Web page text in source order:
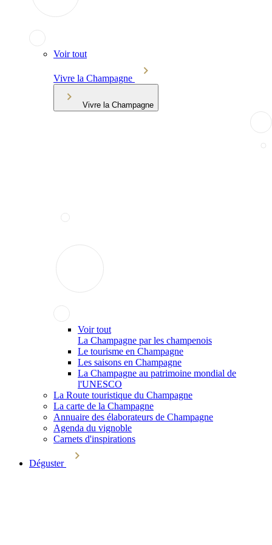
Voir tout
Vivre la Champagne
Vivre la Champagne
Voir tout
La Champagne par les champenois
Le tourisme en Champagne
Les saisons en Champagne
La Champagne au patrimoine mondial de
l'UNESCO
La Route touristique du Champagne
La carte de la Champagne
Annuaire des élaborateurs de Champagne
Agenda du vignoble
Carnets d'inspirations
Déguster